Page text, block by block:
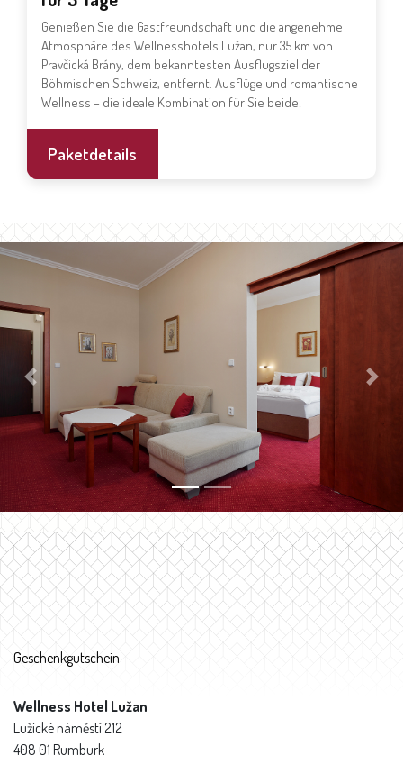
Genießen Sie die Gastfreundschaft und die angenehme
Atmosphäre des Wellnesshotels Lužan, nur 35 km von
Pravčická Brány, dem bekanntesten Ausflugsziel der
Böhmischen Schweiz, entfernt. Ausflüge und romantische
Wellness – die ideale Kombination für Sie beide!
Paketdetails
Previous Next
Geschenkgutschein
Wellness Hotel Lužan
Lužické náměstí 212
408 01 Rumburk